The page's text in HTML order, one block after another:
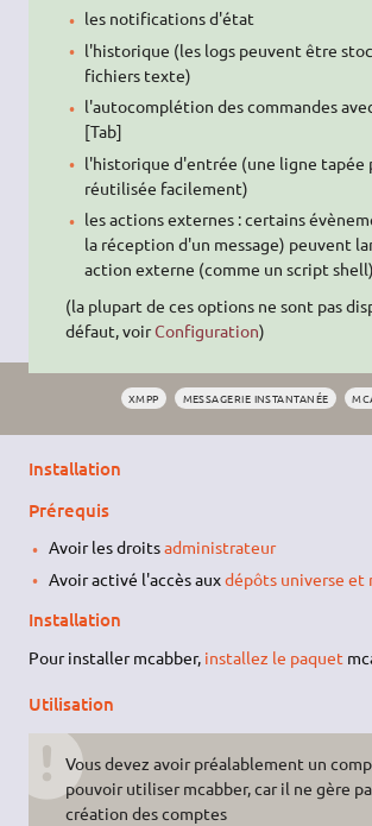
les notifications d'état
l'historique (les logs peuvent être
fichiers texte)
l'autocomplétion des commandes
[Tab]
l'historique d'entrée (une ligne tapée
réutilisée facilement)
les actions externes : certains
la réception d'un message) peuvent
action externe (comme un script shell)
(la plupart de ces options ne sont pas
défaut, voirConfiguration)
XMPP MESSAGERIE INSTANTANÉE
Installation
Prérequis
Avoir les droitsadministrateur
Avoir activé l'accès auxdépôts universe et
Installation
Pour installer mcabber, installez le paquet
Utilisation
Vous devez avoir préalablement un
pouvoir utiliser mcabber, car il ne gère
création des comptes